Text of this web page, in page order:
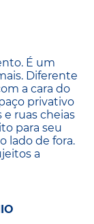
É um
Diferente
a cara do
privativo
e ruas cheias
para seu
lado de fora.
a